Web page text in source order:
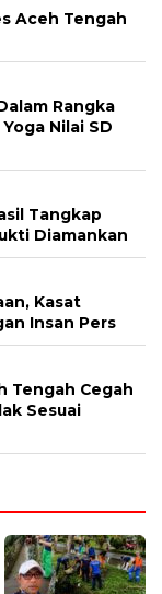
Aceh Tengah
Rangka
Nilai SD
Tangkap
Diamankan
Kasat
Insan Pers
Tengah Cegah
Sesuai